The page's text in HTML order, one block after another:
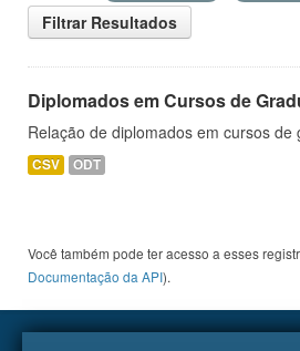
Filtrar Resultados
Diplomados em Cursos de
Relação de diplomados em cursos de
CSV ODT
Você também pode ter acesso a esses
Documentação da API).